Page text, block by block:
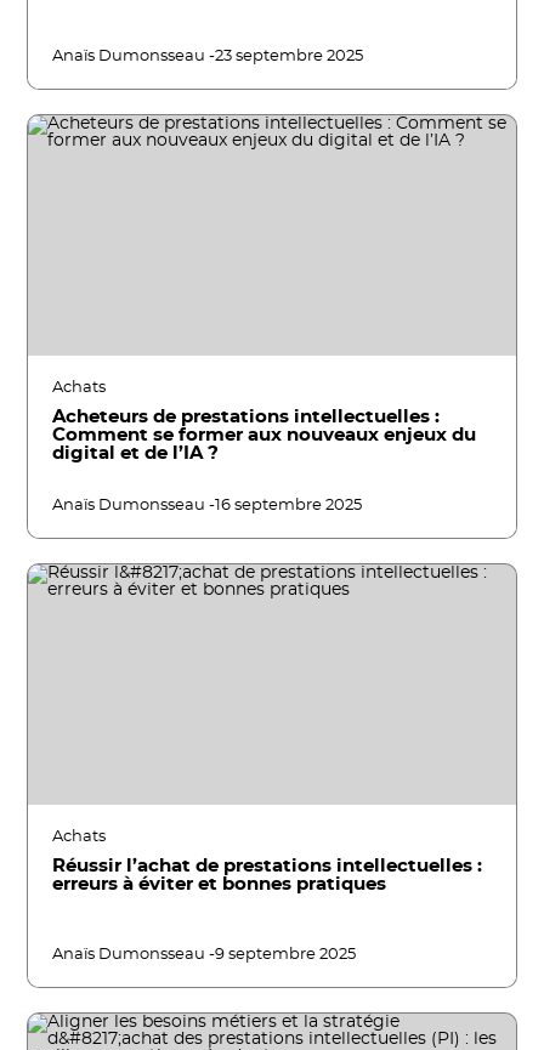
Anaïs Dumonsseau -23 septembre 2025
Achats
Acheteurs de prestations intellectuelles :
Comment se former aux nouveaux enjeux du
digital et de l’IA ?
Anaïs Dumonsseau -16 septembre 2025
Achats
Réussir l’achat de prestations intellectuelles :
erreurs à éviter et bonnes pratiques
Anaïs Dumonsseau -9 septembre 2025